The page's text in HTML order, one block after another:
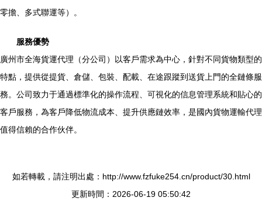
零擔、多式聯運等）。
服務優勢
廣州市全海貨運代理（分公司）以客戶需求為中心，針對不同貨物類型的
特點，提供從提貨、倉儲、包裝、配載、在途跟蹤到送貨上門的全鏈條服
務。公司致力于通過標準化的操作流程、可視化的信息管理系統和貼心的
客戶服務，為客戶降低物流成本、提升供應鏈效率，是國內貨物運輸代理
值得信賴的合作伙伴。
如若轉載，請注明出處：http://www.fzfuke254.cn/product/30.html
更新時間：2026-06-19 05:50:42